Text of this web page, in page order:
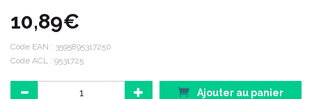
Produit : CALME ET SOULAGE LES
Contenance : 30 COMPRIMES
10,89€
Code EAN : 3595895317250
Code ACL : 9531725
Ajouter au panier